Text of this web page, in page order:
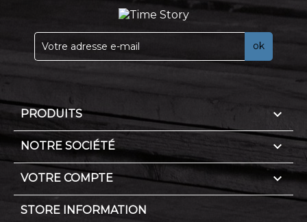
PRODUITS 
NOTRE SOCIÉTÉ 
VOTRE COMPTE 
STORE INFORMATION